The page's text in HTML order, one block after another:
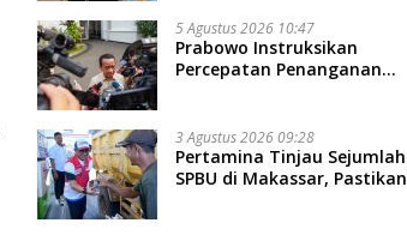
5 Agustus 2026 10:47
Prabowo Instruksikan
Percepatan Penanganan
3 Agustus 2026 09:28
Pertamina Tinjau Sejumlah
SPBU di Makassar, Pastikan